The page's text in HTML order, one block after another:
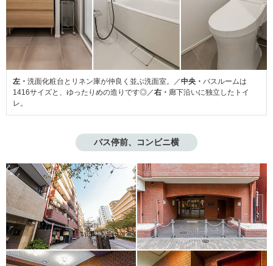
左・ 洗面化粧台とリネン庫が仲良く並ぶ洗面室。／中央・ バスルームは
1416サイズと、ゆったりめの造りです◎／右・ 廊下沿いに独立したトイ
レ。
バス停前、コンビニ横